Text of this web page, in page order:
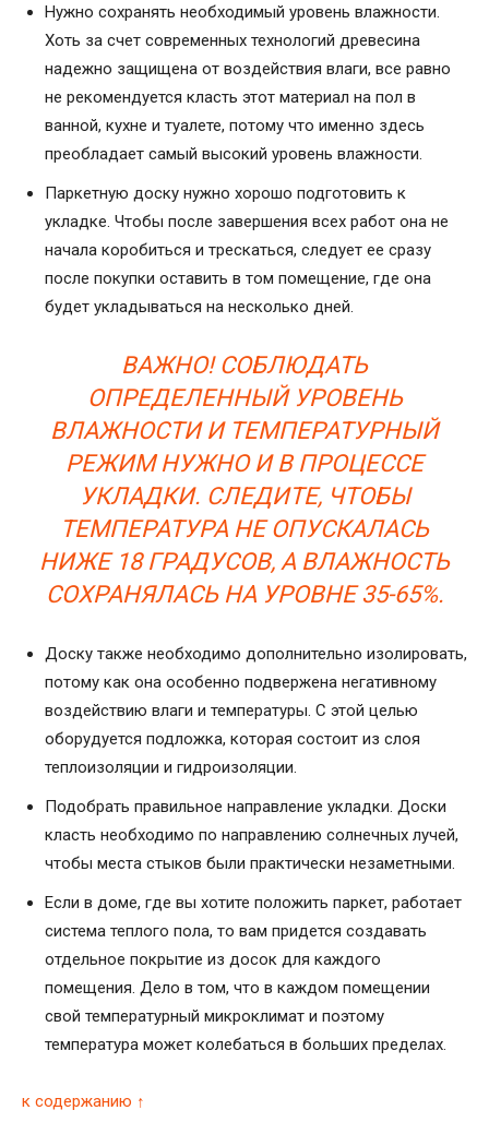
Нужно сохранять необходимый уровень влажности.
Хоть за счет современных технологий древесина
надежно защищена от воздействия влаги, все равно
не рекомендуется класть этот материал на пол в
ванной, кухне и туалете, потому что именно здесь
преобладает самый высокий уровень влажности.
Паркетную доску нужно хорошо подготовить к
укладке. Чтобы после завершения всех работ она не
начала коробиться и трескаться, следует ее сразу
после покупки оставить в том помещение, где она
будет укладываться на несколько дней.
ВАЖНО! СОБЛЮДАТЬ
ОПРЕДЕЛЕННЫЙ УРОВЕНЬ
ВЛАЖНОСТИ И ТЕМПЕРАТУРНЫЙ
РЕЖИМ НУЖНО И В ПРОЦЕССЕ
УКЛАДКИ. СЛЕДИТЕ, ЧТОБЫ
ТЕМПЕРАТУРА НЕ ОПУСКАЛАСЬ
НИЖЕ 18 ГРАДУСОВ, А ВЛАЖНОСТЬ
СОХРАНЯЛАСЬ НА УРОВНЕ 35-65%.
Доску также необходимо дополнительно изолировать,
потому как она особенно подвержена негативному
воздействию влаги и температуры. С этой целью
оборудуется подложка, которая состоит из слоя
теплоизоляции и гидроизоляции.
Подобрать правильное направление укладки. Доски
класть необходимо по направлению солнечных лучей,
чтобы места стыков были практически незаметными.
Если в доме, где вы хотите положить паркет, работает
система теплого пола, то вам придется создавать
отдельное покрытие из досок для каждого
помещения. Дело в том, что в каждом помещении
свой температурный микроклимат и поэтому
температура может колебаться в больших пределах.
к содержанию ↑